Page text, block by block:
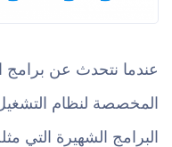
عندما نتحدث عن برامج
المخصصة لنظام
البرامج الشهيرة التي